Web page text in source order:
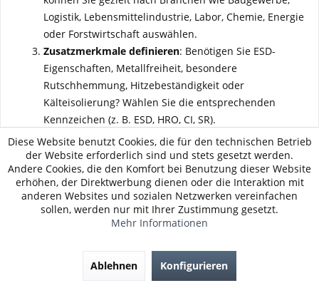
Logistik, Lebensmittelindustrie, Labor, Chemie, Energie
oder Forstwirtschaft auswählen.
Zusatzmerkmale definieren: Benötigen Sie ESD-
Eigenschaften, Metallfreiheit, besondere
Rutschhemmung, Hitzebeständigkeit oder
Kälteisolierung? Wählen Sie die entsprechenden
Kennzeichen (z. B. ESD, HRO, CI, SR).
Form & Komfort berücksichtigen: Halbschuh,
Stiefelette, Stiefel, Sandale oder Clog – je nach
Bewegungsprofil und klimatischen Bedingungen.
Zusätzliche Dämpfung, weiches Futter oder spezielle
Leistenformen können den Tragekomfort erhöhen.
Leasing-Option prüfen: Auf vielen Produktdetailseiten
oder größere Mitarbeiterausstattungen.
Diese Website benutzt Cookies, die für den technischen Betrieb
der Website erforderlich sind und stets gesetzt werden.
Andere Cookies, die den Komfort bei Benutzung dieser Website
erhöhen, der Direktwerbung dienen oder die Interaktion mit
anderen Websites und sozialen Netzwerken vereinfachen
sollen, werden nur mit Ihrer Zustimmung gesetzt.
Mehr Informationen
Ablehnen Konfigurieren